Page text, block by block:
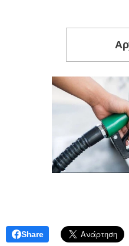
Share